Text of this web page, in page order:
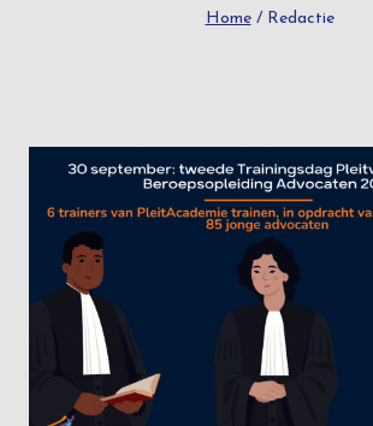
Home / Redactie